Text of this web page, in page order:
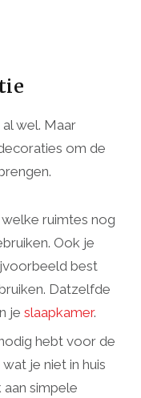
wel. Maar
om de
ruimtes nog
Ook je
best
Datzelfde
je slaapkamer.
hebt voor de
je niet in huis
simpele